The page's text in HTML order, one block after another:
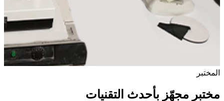
المختبر
مختبر مجهّز بأحدث التقنيات